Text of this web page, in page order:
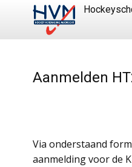
Aanmelden
Via onderstaand
aanmelding voor de